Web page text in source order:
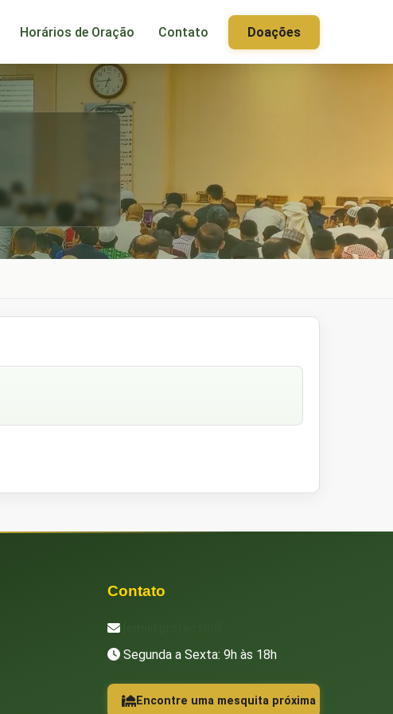
Horários de Oração Contato Doações
Contato
Segunda a Sexta: 9h às 18h
Encontre uma mesquita próxima